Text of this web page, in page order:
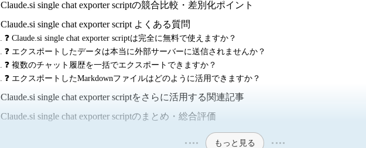
Claude.si single chat exporter scriptの競合比較・差別化ポイント
Claude.si single chat exporter script よくある質問
❓ Claude.si single chat exporter scriptは完全に無料で使えますか？
❓ エクスポートしたデータは本当に外部サーバーに送信されませんか？
❓ 複数のチャット履歴を一括でエクスポートできますか？
❓ エクスポートしたMarkdownファイルはどのように活用できますか？
Claude.si single chat exporter scriptをさらに活用する関連記事
Claude.si single chat exporter scriptのまとめ・総合評価
もっと見る